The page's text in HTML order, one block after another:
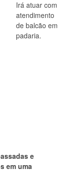
Irá atuar com
atendimento
de balcão em
padaria.
e
em uma